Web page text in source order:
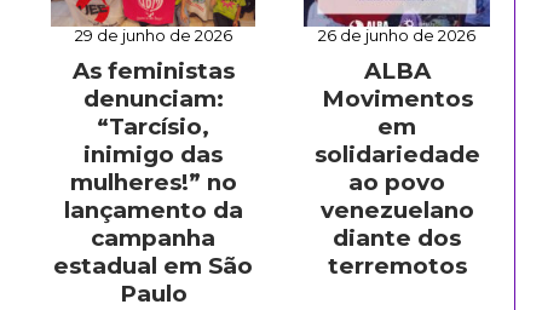
29 de junho de 2026
As feministas
denunciam:
“Tarcísio,
inimigo das
mulheres!” no
lançamento da
campanha
estadual em São
Paulo
26 de junho de 2026
ALBA
Movimentos
em
solidariedade
ao povo
venezuelano
diante dos
terremotos